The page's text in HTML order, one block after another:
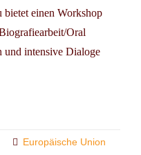
einen Workshop
Oral
und intensive Dialoge
Categories
Europäische Union